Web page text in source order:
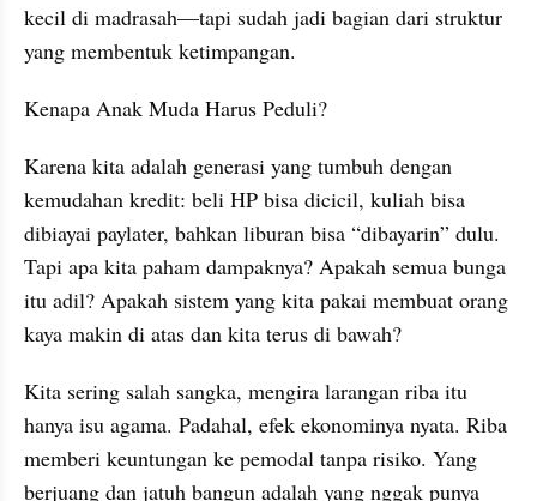
kecil di madrasah—tapi sudah jadi bagian dari struktur
yang membentuk ketimpangan.
Kenapa Anak Muda Harus Peduli?
Karena kita adalah generasi yang tumbuh dengan
kemudahan kredit: beli HP bisa dicicil, kuliah bisa
dibiayai paylater, bahkan liburan bisa “dibayarin” dulu.
Tapi apa kita paham dampaknya? Apakah semua bunga
itu adil? Apakah sistem yang kita pakai membuat orang
kaya makin di atas dan kita terus di bawah?
Kita sering salah sangka, mengira larangan riba itu
hanya isu agama. Padahal, efek ekonominya nyata. Riba
memberi keuntungan ke pemodal tanpa risiko. Yang
berjuang dan jatuh bangun adalah yang nggak punya